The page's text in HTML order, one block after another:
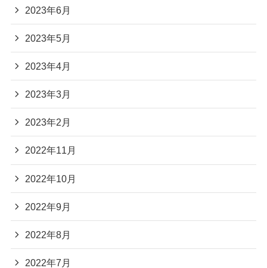
2023年6月
2023年5月
2023年4月
2023年3月
2023年2月
2022年11月
2022年10月
2022年9月
2022年8月
2022年7月